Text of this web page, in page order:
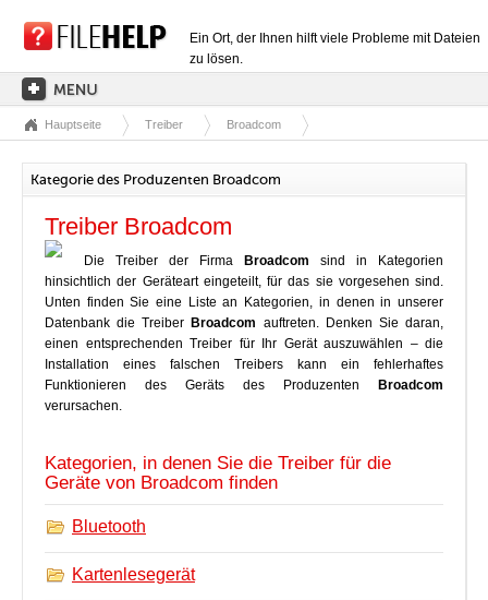
Ein Ort, der Ihnen hilft viele Probleme mit Dateien
zu lösen.
HAUPTSEITE
EXTENSIONSKATEGORIEN
DLL-DATEIEN
DATEIKONVERTIERUNGEN
PROGRAMME
Hauptseite Treiber Broadcom
Kategorie des Produzenten Broadcom
Treiber Broadcom
Die Treiber der Firma Broadcom sind in Kategorien
hinsichtlich der Geräteart eingeteilt, für das sie vorgesehen sind.
Unten finden Sie eine Liste an Kategorien, in denen in unserer
Datenbank die Treiber Broadcom auftreten. Denken Sie daran,
einen entsprechenden Treiber für Ihr Gerät auszuwählen – die
Installation eines falschen Treibers kann ein fehlerhaftes
Funktionieren des Geräts des Produzenten
Broadcom
verursachen.
Kategorien, in denen Sie die Treiber für die
Geräte von Broadcom finden
Bluetooth
Kartenlesegerät